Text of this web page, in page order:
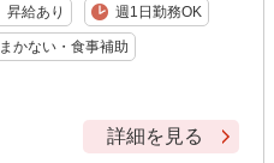
昇給あり 週1日勤務OK
まかない・食事補助
詳細を見る